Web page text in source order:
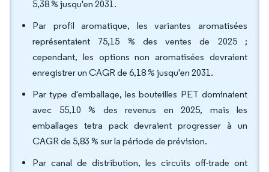
5,38 % jusqu'en 2031.
Par profil aromatique, les variantes aromatisées
représentaient 75,15 % des ventes de 2025 ;
cependant, les options non aromatisées devraient
enregistrer un CAGR de 6,18 % jusqu'en 2031.
Par type d'emballage, les bouteilles PET dominaient
avec 55,10 % des revenus en 2025, mais les
emballages tetra pack devraient progresser à un
CAGR de 5,83 % sur la période de prévision.
Par canal de distribution, les circuits off-trade ont